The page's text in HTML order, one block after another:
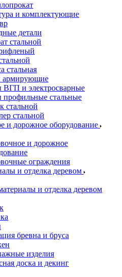
и комплектующие
детали
стальной
стальная
армирующие
ВГП и электросварные
профильные стальные
стальной
стальной
и дорожное оборудование
и дорожное
ограждения
и отделка деревом
и отделка деревом
бревна и бруса
изделия
доска и декинг